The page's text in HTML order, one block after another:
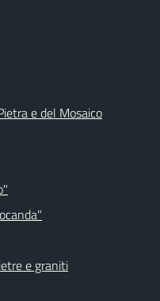
e del Mosaico
e graniti